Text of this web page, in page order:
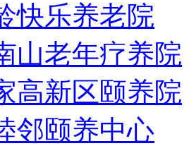
快乐养老院
山老年疗养院
高新区颐养院
邻颐养中心